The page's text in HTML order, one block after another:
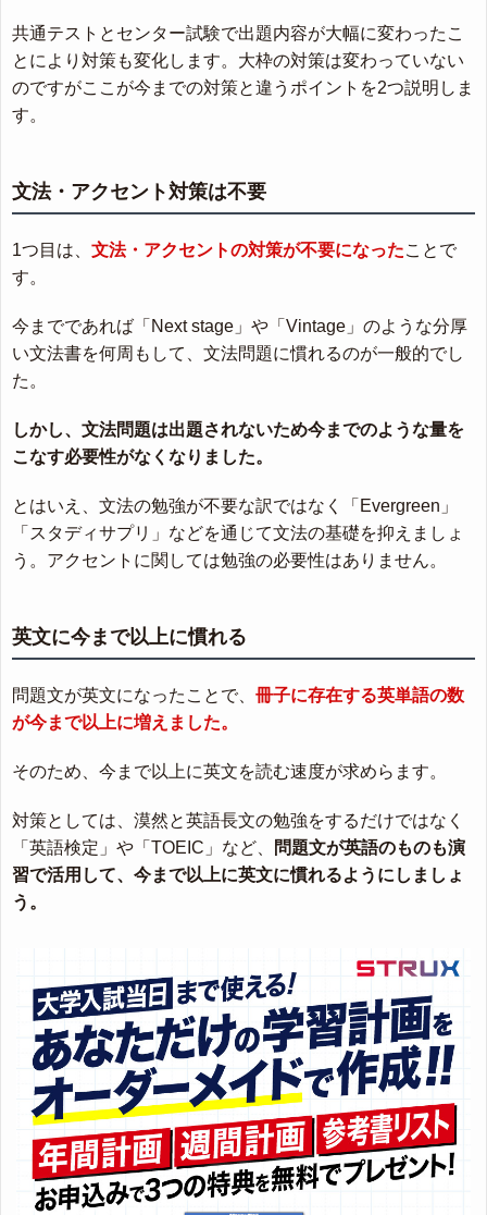
共通テストとセンター試験で出題内容が大幅に変わったこ
とにより対策も変化します。大枠の対策は変わっていない
のですがここが今までの対策と違うポイントを2つ説明しま
す。
文法・アクセント対策は不要
1つ目は、 文法・アクセントの対策が不要になったことで
す。
今までであれば「Next stage」や「Vintage」のような分厚
い文法書を何周もして、文法問題に慣れるのが一般的でし
た。
しかし、文法問題は出題されないため今までのような量を
こなす必要性がなくなりました。
とはいえ、文法の勉強が不要な訳ではなく「Evergreen」
「スタディサプリ」などを通じて文法の基礎を抑えましょ
う。アクセントに関しては勉強の必要性はありません。
英文に今まで以上に慣れる
問題文が英文になったことで、 冊子に存在する英単語の数
が今まで以上に増えました。
そのため、今まで以上に英文を読む速度が求めらます。
対策としては、漠然と英語長文の勉強をするだけではなく
「英語検定」や「TOEIC」など、
問題文が英語のものも演
習で活用して、今まで以上に英文に慣れるようにしましょ
う。